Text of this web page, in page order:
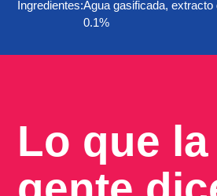
Ingredientes:Agua gasificada,
0.1%
Lo que la